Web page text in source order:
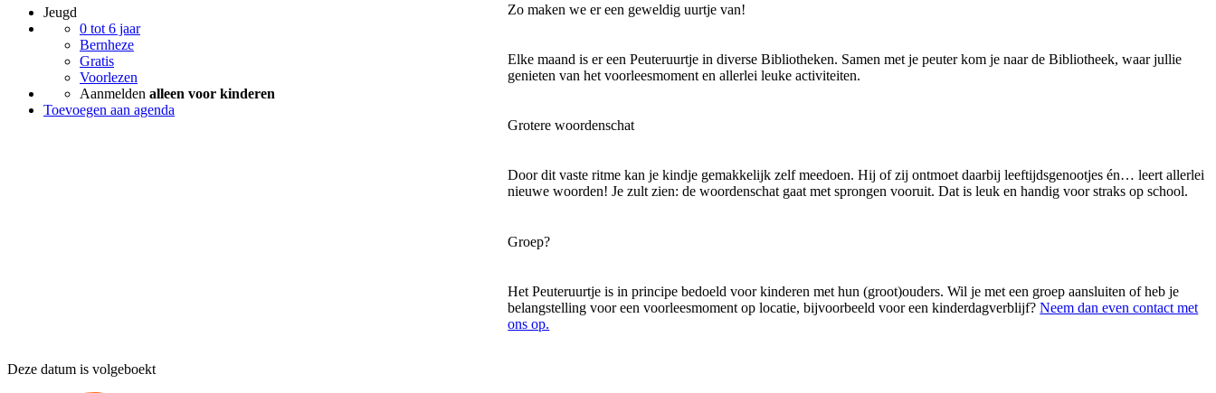
Jeugd
0 tot 6 jaar
Bernheze
Gratis
Voorlezen
Aanmelden alleen voor kinderen
Toevoegen aan agenda
Zo maken we er een geweldig uurtje van!
Elke maand is er een Peuteruurtje in diverse Bibliotheken. Samen met je peuter kom je naar de Bibliotheek, waar jullie
genieten van het voorleesmoment en allerlei leuke activiteiten.
Grotere woordenschat
Door dit vaste ritme kan je kindje gemakkelijk zelf meedoen. Hij of zij ontmoet daarbij leeftijdsgenootjes én… leert allerlei
nieuwe woorden! Je zult zien: de woordenschat gaat met sprongen vooruit. Dat is leuk en handig voor straks op school.
Groep?
Het Peuteruurtje is in principe bedoeld voor kinderen met hun (groot)ouders. Wil je met een groep aansluiten of heb je
belangstelling voor een voorleesmoment op locatie, bijvoorbeeld voor een kinderdagverblijf?Neem dan even contact met
ons op.
Deze datum is volgeboekt